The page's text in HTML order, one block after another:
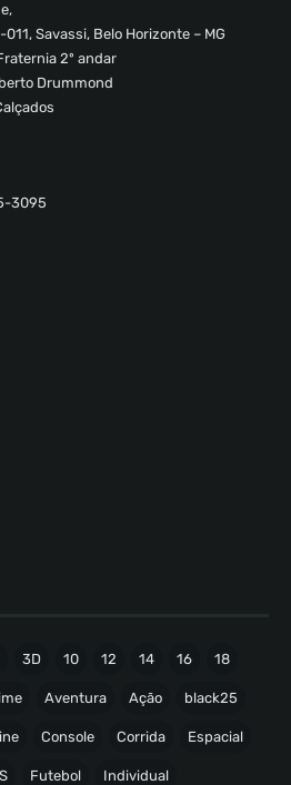
Savassi, Belo Horizonte – MG
2º andar
Drummond
3095
3D 10 12 14 16 18
Aventura Ação black25
Console Corrida Espacial
Futebol Individual